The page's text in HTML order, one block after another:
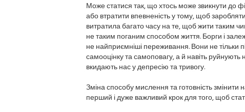
Може статися так, що хтось може звикнути до
або втратити впевненість у тому, щоб
витратила багато часу на те, щоб жити таким
не таким поганим способом життя. Борги і
не найприємніші переживання. Вони не
самооцінку та самоповагу, а й навіть руйнують
вкидають нас у депресію та тривогу.
Зміна способу мислення та готовність змінити
перший і дуже важливий крок для того, щоб